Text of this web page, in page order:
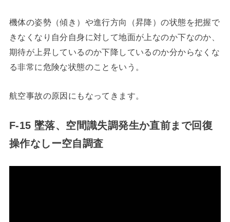
機体の姿勢（傾き）や進行方向（昇降）の状態を把握で
きなくなり自分自身に対して地面が上なのか下なのか、
期待が上昇しているのか下降しているのか分からなくな
る非常に危険な状態のことをいう。
航空事故の原因にもなってきます。
F-15 墜落、空間識失調発生か直前まで回復
操作なしー空自調査